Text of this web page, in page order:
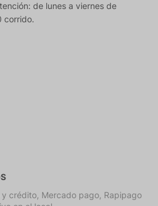
de lunes a viernes de
corrido.
crédito, Mercado pago, Rapipago